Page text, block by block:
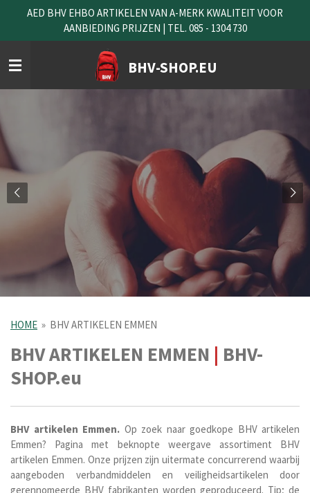
naar
de
hoofdinhoud
BHV-SHOP.EU
AED BHV EHBO ARTIKELEN VAN A-MERK KWALITEIT VOOR
AANBIEDING PRIJZEN | TEL. 085 - 1304 730
HOME » BHV ARTIKELEN EMMEN
BHV ARTIKELEN EMMEN | BHV-
SHOP.eu
BHV artikelen Emmen. Op zoek naar goedkope BHV artikelen
Emmen? Pagina met beknopte weergave assortiment BHV
artikelen Emmen. Onze prijzen zijn uitermate concurrerend waarbij
aangeboden verbandmiddelen en veiligheidsartikelen door
gerennomeerde BHV fabrikanten worden geproduceerd. Tip; de